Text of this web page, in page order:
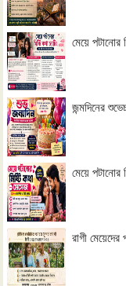
মেয়ে পটানোর
জন্মদিনের
মেয়ে
রাগী